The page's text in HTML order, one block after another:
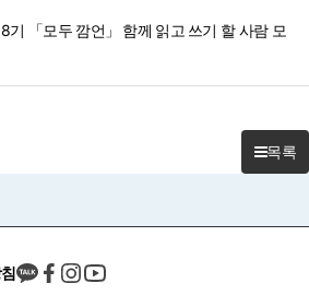
기 「모두 깜언」 함께 읽고 쓰기 할 사람 모
목록